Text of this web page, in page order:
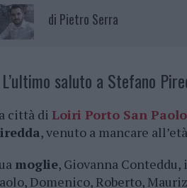
di Pietro Serra
L’ultimo saluto a Stefano
città di Loiri Porto San Paolo
, venuto a mancare
moglie, Giovanna
Domenico, Roberto,